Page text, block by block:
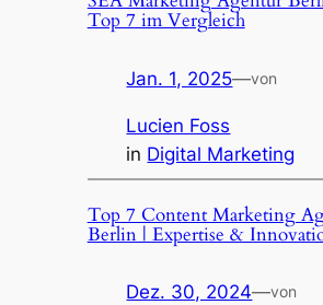
Top 7 im Vergleich
Jan. 1, 2025—von
Lucien Foss
in Digital Marketing
Top 7 Content Marketing
Berlin | Expertise &
Dez. 30, 2024—von